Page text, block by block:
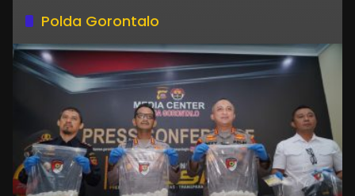
Polda Gorontalo